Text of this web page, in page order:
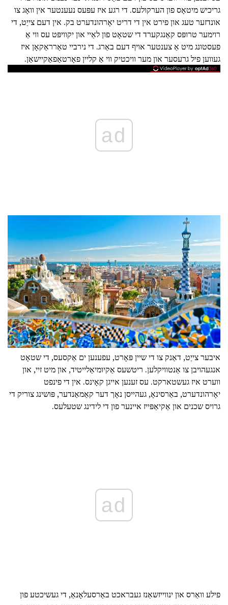
גריכיש מיטאָס פון הערקולעס. די רגע איז עפּעס נעענטער אין וואָג צו
אונדזער טעג און פירט אין די דריט יאָרהונדערט בק. אין דעם צייַט, די
רוימער טרופּס קאַנגקערד די שטאָט פון לאַיי און יקוויפּט עס ווי אַ
פעסטונג מיט אַ צענטער אויף דעם באַרג. די נירביי טאַרראַקאָן איז
געווען פיל גרעסער און מער וויכטיק ווי אַ קליין פאָרטאַפאַקיישאַן.
ad
איבער צייַט, דאַנק צו די שיין פּאָרט, עפענען ים אַקסעס, די שטאָט
אנגעהויבן צו אַנטוויקלען. ריטשעס אַקיומיאַלייטיד, און מיט זיי, און
ווערט איז געשטארקט. עס זענען אייגן קאָינס. אין די פינפט
יאָרהונדערט, באַרסינאָ, געהייסן נאָך דער קאַמאַנדער, פּושינג צוריק די
גרויס שכנים און אַקיאַפּייז איינער פון די לידינג שטעלעס.
ad
פילע וואַרס און ינווייזשאַנז געבראכט באַרסעלאָנאַ, די געשיכטע פון